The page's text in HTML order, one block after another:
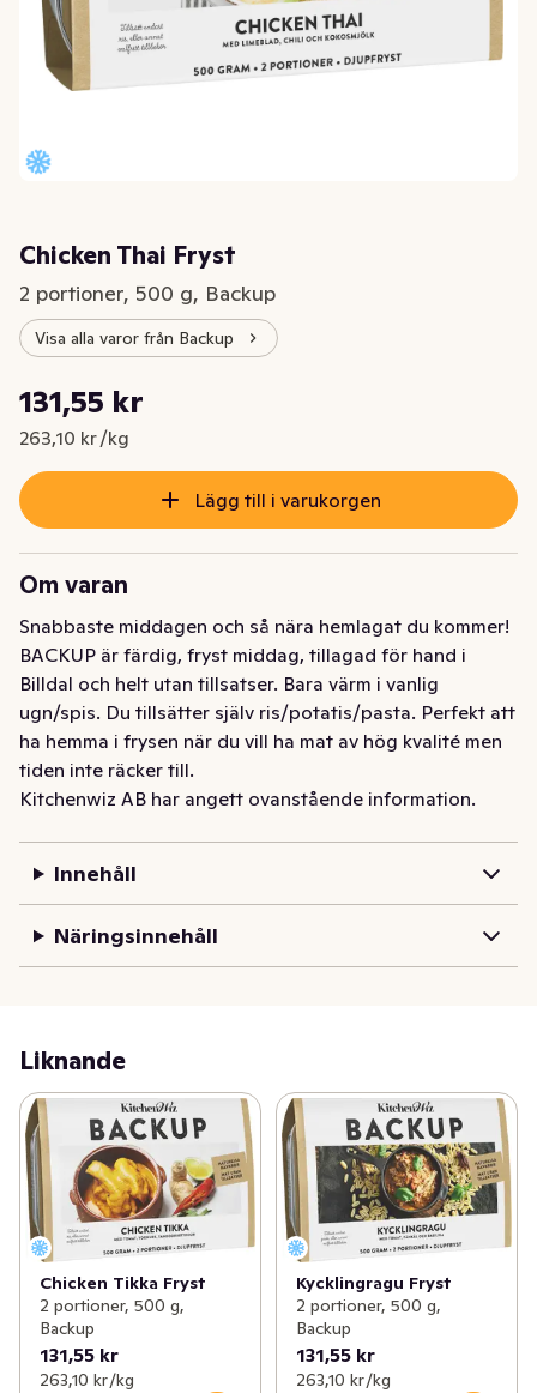
Chicken Thai Fryst
2 portioner, 500 g, Backup
Visa alla varor från Backup
Nuvarande pris är: 131,55 kr
131,55 kr
263,10 kr /kg
Styckpris: 263,10 kr /kg
Lägg till i varukorgen
Om varan
Snabbaste middagen och så nära hemlagat du kommer!
BACKUP är färdig, fryst middag, tillagad för hand i
Billdal och helt utan tillsatser. Bara värm i vanlig
ugn/spis. Du tillsätter själv ris/potatis/pasta. Perfekt att
ha hemma i frysen när du vill ha mat av hög kvalité men
tiden inte räcker till.
Kitchenwiz AB har angett ovanstående information.
Innehåll
Näringsinnehåll
Liknande
Chicken Tikka Fryst
2 portioner, 500 g,
Backup
131,55 kr
263,10 kr /kg
Kycklingragu Fryst
2 portioner, 500 g,
Backup
131,55 kr
263,10 kr /kg